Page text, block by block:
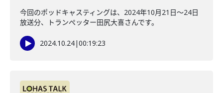
今回のポッドキャスティングは、2024年10月21日〜24日
放送分、トランぺッター田尻大喜さんです。
2024.10.24|00:19:23